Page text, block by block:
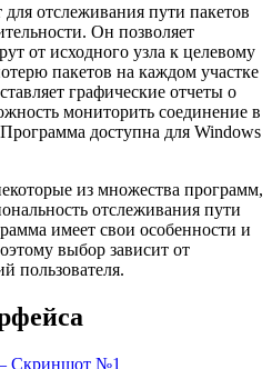
отслеживания пути пакетов
Он позволяет
от исходного узла к целевому
пакетов на каждом участке
графические отчеты о
мониторить соединение в
доступна для Windows
из множества программ,
отслеживания пути
имеет свои особенности и
выбор зависит от
пользователя.